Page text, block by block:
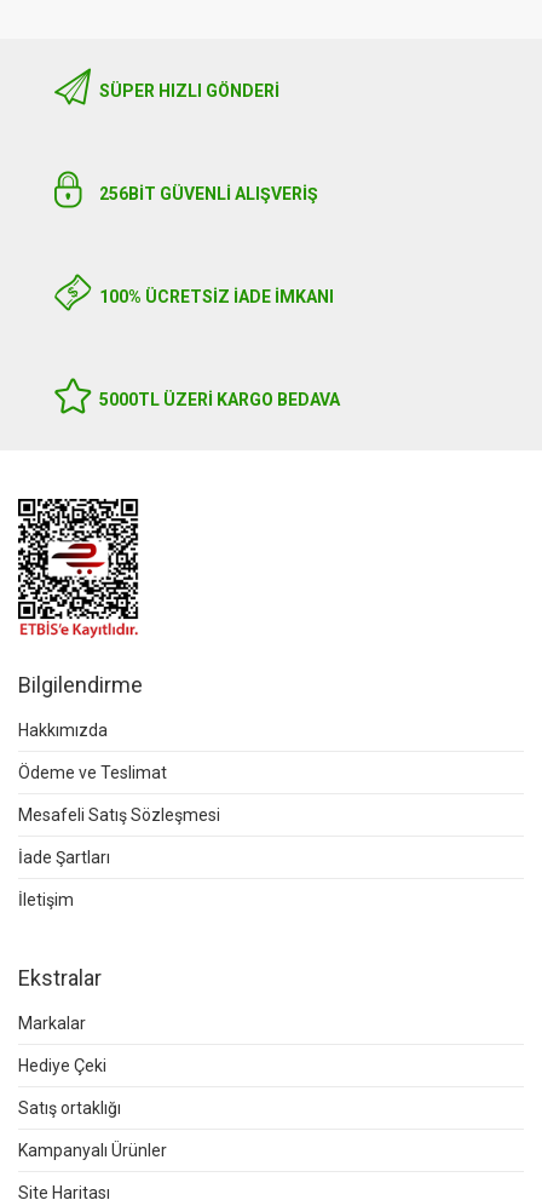
SÜPER HIZLI GÖNDERI
256BIT GÜVENLİ ALIŞVERİŞ
100% ÜCRETSİZ İADE İMKANI
5000TL ÜZERI KARGO BEDAVA
Bilgilendirme
Hakkımızda
Ödeme ve Teslimat
Mesafeli Satış Sözleşmesi
İade Şartları
İletişim
Ekstralar
Markalar
Hediye Çeki
Satış ortaklığı
Kampanyalı Ürünler
Site Haritası